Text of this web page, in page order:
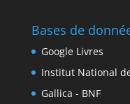
Bases de
Google Livres
Institut National
Gallica - BNF